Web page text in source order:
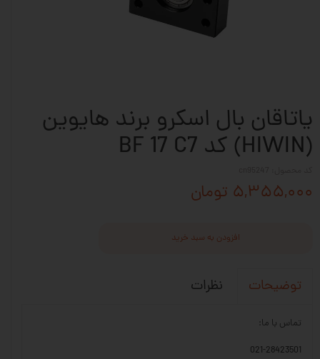
یاتاقان بال اسکرو برند هایوین
(HIWIN) کد BF 17 C7
۵,۳۵۵,۰۰۰ تومان
افزودن به سبد خرید
توضیحات نظرات
تماس با ما:
021-28423501